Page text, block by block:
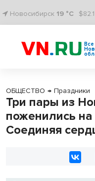
Новосибирск 19 °C
Все
ОБЩЕСТВО → Праздники
Три пары из
поженились
Соединяя